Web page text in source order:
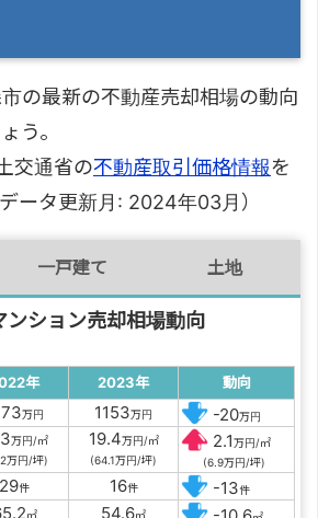
の最新の不動産売却相場の動向
う。
交通省の不動産取引価格情報を
ータ更新月: 2024年03月）
一戸建て 土地
ンション売却相場動向
年 2023年
動向
万円 1153万円 -20万円
万円/㎡
万円/坪)
19.4万円/㎡
(64.1万円/坪)
2.1万円/㎡
(6.9万円/坪)
29件 16件 -13件
㎡ 54.6㎡